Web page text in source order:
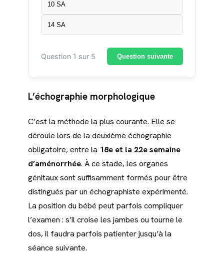
10 SA
14 SA
Question 1 sur 5 Question suivante
L’échographie morphologique
C’est la méthode la plus courante. Elle se
déroule lors de la deuxième échographie
obligatoire, entre la 18e et la 22e semaine
d’aménorrhée. À ce stade, les organes
génitaux sont suffisamment formés pour être
distingués par un échographiste expérimenté.
La position du bébé peut parfois compliquer
l’examen : s’il croise les jambes ou tourne le
dos, il faudra parfois patienter jusqu’à la
séance suivante.